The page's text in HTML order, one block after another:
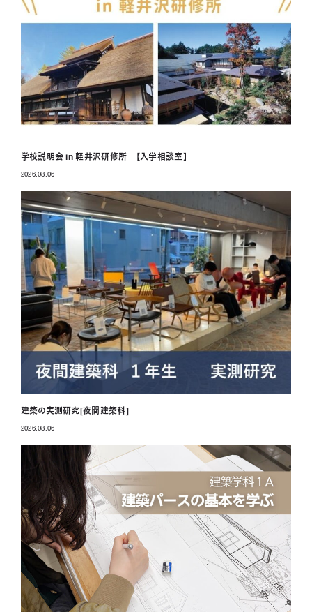
学校説明会 in 軽井沢研修所 【入学相談室】
2026.08.06
建築の実測研究[夜間建築科]
2026.08.06